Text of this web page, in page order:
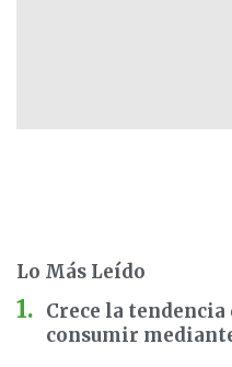
Lo Más Leído
Crece la
consumir